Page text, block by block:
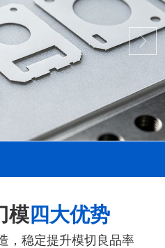
模四大优势
，稳定提升模切良品率